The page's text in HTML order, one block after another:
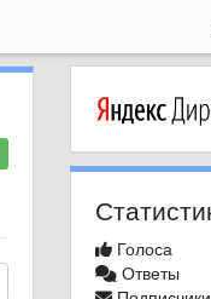
Голоса
Ответы